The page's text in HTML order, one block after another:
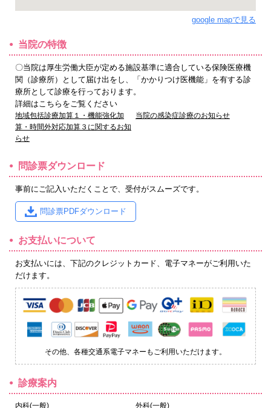
google mapで見る
当院の特徴
〇当院は厚生労働大臣が定める施設基準に適合している保険医療機
関（診療所）として届け出をし、「かかりつけ医機能」を有する診
療所として診療を行っております。
詳細はこちらをご覧ください
地域包括診療加算１・機能強化加
算・時間外対応加算３に関するお知
らせ
当院の感染症診療のお知らせ
問診票ダウンロード
事前にご記入いただくことで、受付がスムーズです。
問診票PDFダウンロード
お支払いについて
お支払いには、下記のクレジットカード、電子マネーがご利用いた
だけます。
その他、各種交通系電子マネーもご利用いただけます。
診療案内
内科(一般)
外科(一般)